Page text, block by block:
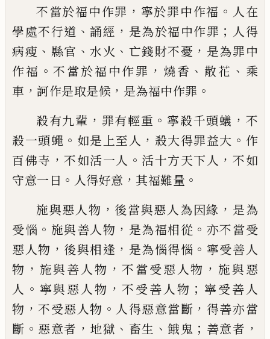
不當於福中作罪 ， 寧於罪中作福 。 人在
學處不行道 、誦經 ， 是為於福中作罪 ； 人得
病瘦 、 縣官 、水火 、 亡錢財不憂 ， 是為罪中
作福 。不當於福中作罪 ， 燒香 、 散花 、 乘
車 ， 訶作是取是候 ， 是為福中作罪 。
殺有九輩 ， 罪有輕重 。 寧殺千頭蟻 ， 不
殺一頭蠅 。 如是上至人 ， 殺大得罪益大 。 作
百佛寺 ，不如活一人 。 活十方天下人 ，不如
守意一日 。 人得好意 ， 其福難量 。
施與惡人物 ， 後當與惡人為因緣 ， 是為
受惱 。 施與善人物 ， 是為福相從 。 亦不當受
惡人物 ， 後與相逢 ， 是為惱得惱 。 寧受善人
物 ， 施與善人物 ，不當受惡人物 ， 施與惡
人 。 寧與惡人物 ，不受善人物 ； 寧受善人
物 ，不受惡人物 。 人得惡意當斷 ， 得善亦當
斷 。 惡意者 ， 地獄 、 畜生 、餓鬼 ； 善意者 ，